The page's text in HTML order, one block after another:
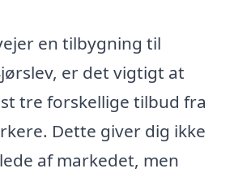
en tilbygning til
er det vigtigt at
tre forskellige tilbud fra
Dette giver dig ikke
af markedet, men